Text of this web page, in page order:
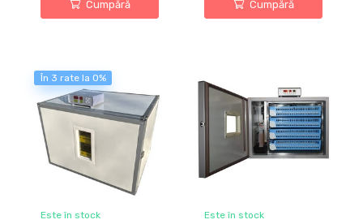
Cumpără Cumpără
În 3 rate la 0%
Este în stock Este în stock